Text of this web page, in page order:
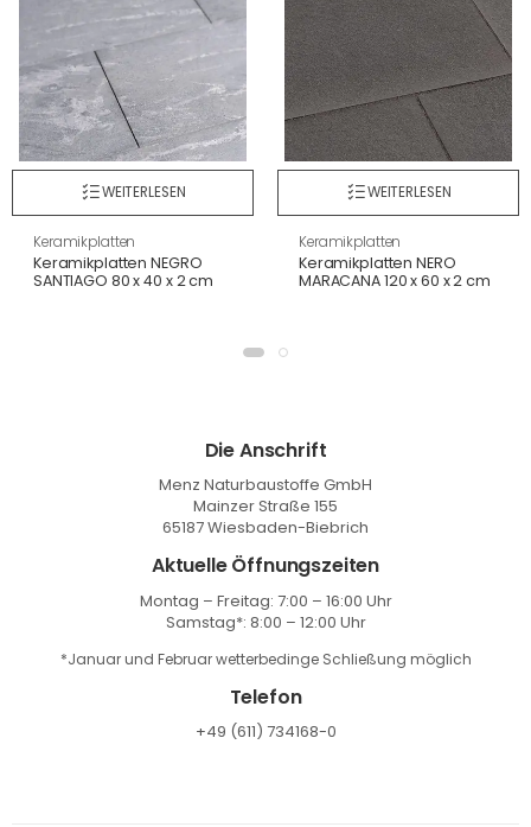
WEITERLESEN
Keramikplatten
Keramikplatten NEGRO
SANTIAGO 80 x 40 x 2 cm
WEITERLESEN
Keramikplatten
Keramikplatten NERO
MARACANA 120 x 60 x 2 cm
Die Anschrift
Menz Naturbaustoffe GmbH
Mainzer Straße 155
65187 Wiesbaden-Biebrich
Aktuelle Öffnungszeiten
Montag – Freitag: 7:00 – 16:00 Uhr
Samstag*: 8:00 – 12:00 Uhr
*Januar und Februar wetterbedinge Schließung möglich
Telefon
+49 (611) 734168-0